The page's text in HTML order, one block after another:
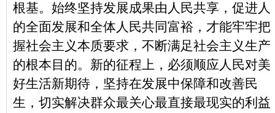
根基。始终坚持发展成果由人民共享，促进人
的全面发展和全体人民共同富裕，才能牢牢把
握社会主义本质要求，不断满足社会主义生产
的根本目的。新的征程上，必须顺应人民对美
好生活新期待，坚持在发展中保障和改善民
生，切实解决群众最关心最直接最现实的利益